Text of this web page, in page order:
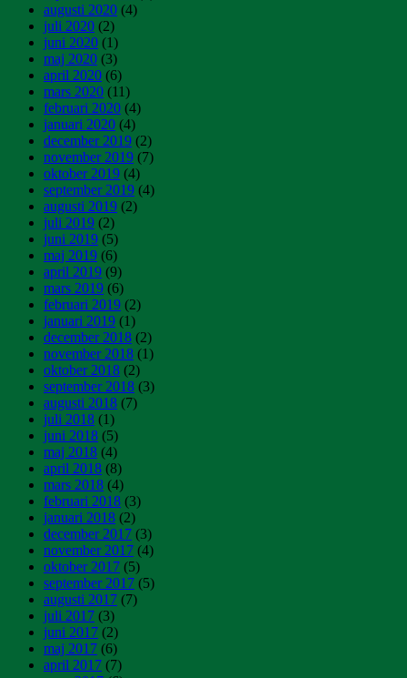
augusti 2020 (4)
juli 2020 (2)
juni 2020 (1)
maj 2020 (3)
april 2020 (6)
mars 2020 (11)
februari 2020 (4)
januari 2020 (4)
december 2019 (2)
november 2019 (7)
oktober 2019 (4)
september 2019 (4)
augusti 2019 (2)
juli 2019 (2)
juni 2019 (5)
maj 2019 (6)
april 2019 (9)
mars 2019 (6)
februari 2019 (2)
januari 2019 (1)
december 2018 (2)
november 2018 (1)
oktober 2018 (2)
september 2018 (3)
augusti 2018 (7)
juli 2018 (1)
juni 2018 (5)
maj 2018 (4)
april 2018 (8)
mars 2018 (4)
februari 2018 (3)
januari 2018 (2)
december 2017 (3)
november 2017 (4)
oktober 2017 (5)
september 2017 (5)
augusti 2017 (7)
juli 2017 (3)
juni 2017 (2)
maj 2017 (6)
april 2017 (7)